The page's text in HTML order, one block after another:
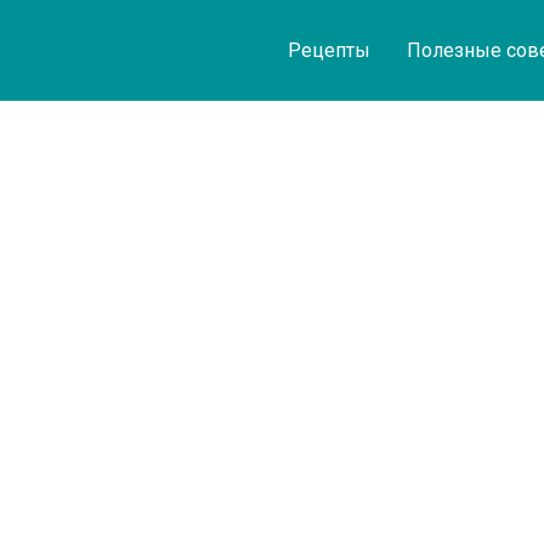
Рецепты Полезные